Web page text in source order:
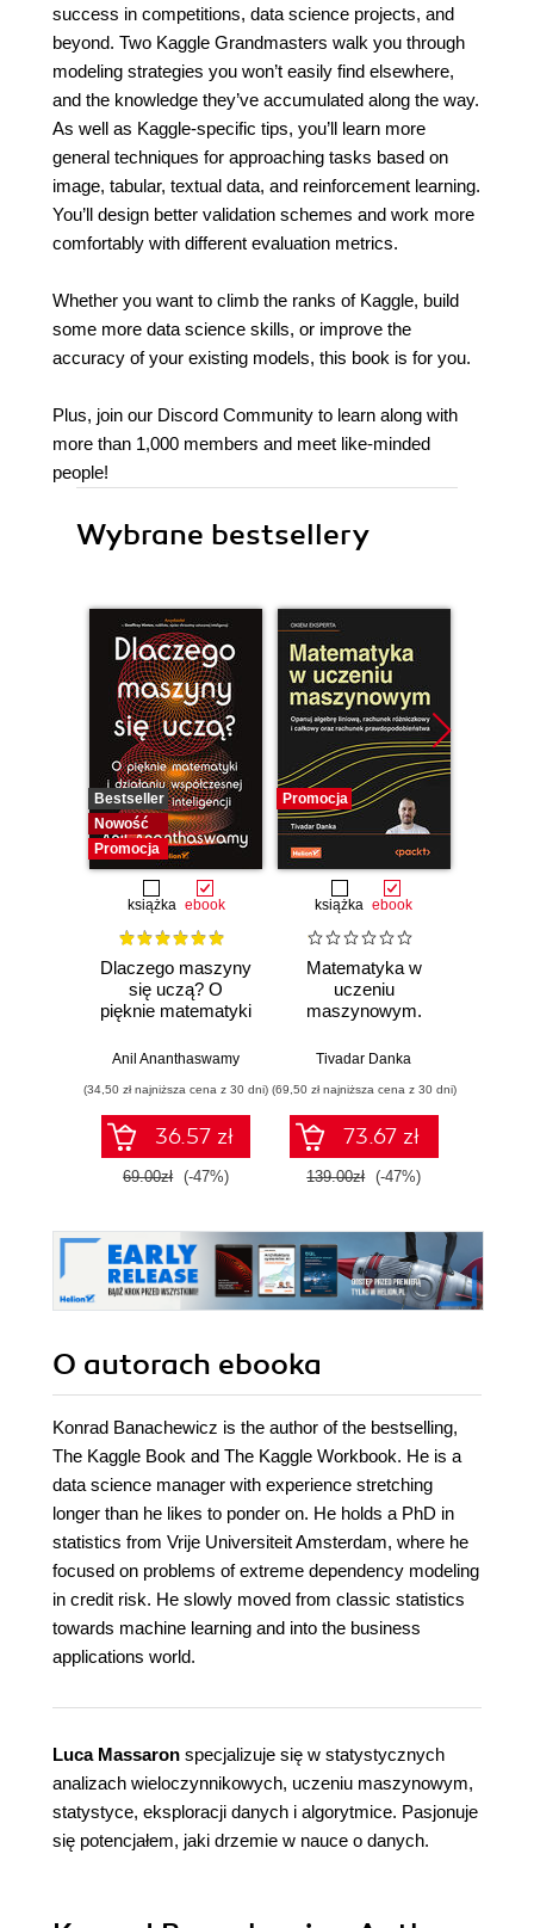
success in competitions, data science projects, and
beyond. Two Kaggle Grandmasters walk you through
modeling strategies you won’t easily find elsewhere,
and the knowledge they’ve accumulated along the way.
As well as Kaggle-specific tips, you’ll learn more
general techniques for approaching tasks based on
image, tabular, textual data, and reinforcement learning.
You’ll design better validation schemes and work more
comfortably with different evaluation metrics.
Whether you want to climb the ranks of Kaggle, build
some more data science skills, or improve the
accuracy of your existing models, this book is for you.
Plus, join our Discord Community to learn along with
more than 1,000 members and meet like-minded
people!
Wybrane bestsellery
Bestseller
Nowość
Promocja
książka ebook
Dlaczego maszyny
się uczą? O
pięknie matematyki
współczesnej
inteligencji
Anil Ananthaswamy
(34,50 zł najniższa cena z 30 dni)
36.57 zł
69.00zł (-47%)
Promocja
książka ebook
Matematyka w
uczeniu
maszynowym.
liniową, rachunek
całkowy oraz
rachunek
prawdopodobieństwa
Tivadar Danka
(69,50 zł najniższa cena z 30 dni)
73.67 zł
139.00zł (-47%)
O autorach ebooka
Konrad Banachewicz is the author of the bestselling,
The Kaggle Book and The Kaggle Workbook. He is a
data science manager with experience stretching
longer than he likes to ponder on. He holds a PhD in
statistics from Vrije Universiteit Amsterdam, where he
focused on problems of extreme dependency modeling
in credit risk. He slowly moved from classic statistics
towards machine learning and into the business
applications world.
Luca Massaron specjalizuje się w statystycznych
analizach wieloczynnikowych, uczeniu maszynowym,
statystyce, eksploracji danych i algorytmice. Pasjonuje
się potencjałem, jaki drzemie w nauce o danych.